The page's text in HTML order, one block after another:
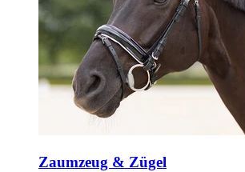
Zaumzeug & Zügel